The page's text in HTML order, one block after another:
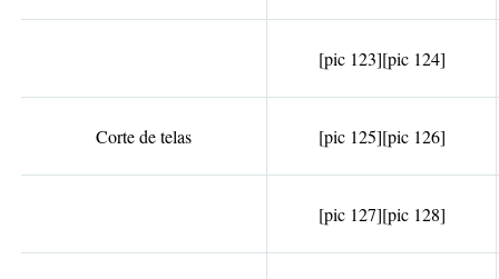
[pic 123][pic 124]
Corte de telas [pic 125][pic 126]
[pic 127][pic 128]